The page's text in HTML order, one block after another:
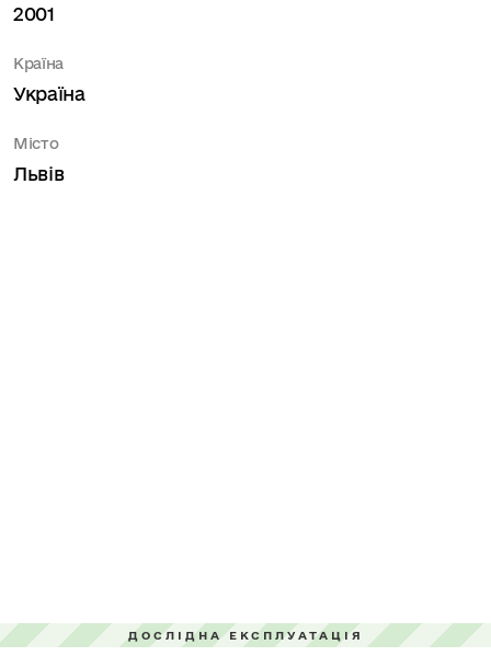
ДОСЛІДНА ЕКСПЛУАТАЦІЯ
2001
Країна
Україна
Місто
Львів